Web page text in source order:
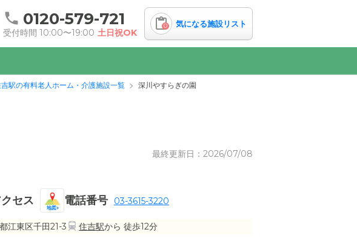
0120-579-721
受付時間 10:00〜19:00 土日祝OK
0 気になる施設リスト
駅の有料老人ホーム・介護施設一覧 深川やすらぎの園
最終更新日：2026/07/08
セス
地図
電話番号 03-3615-3220
江東区千田21-3 住吉駅から 徒歩12分